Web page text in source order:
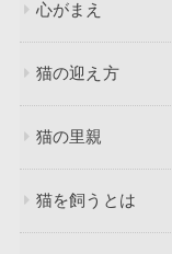
心がまえ
猫の迎え方
猫の里親
猫を飼うとは